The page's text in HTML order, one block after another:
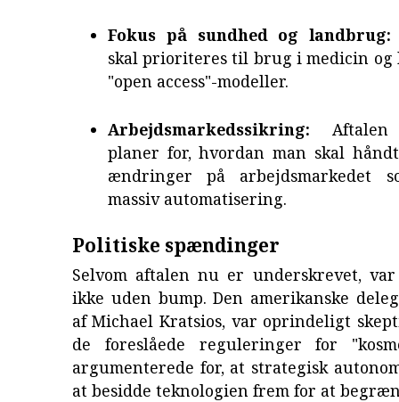
Fokus på sundhed og landbrug:
skal prioriteres til brug i medicin og
"open access"-modeller.
Arbejdsmarkedssikring: Aftalen
planer for, hvordan man skal
ændringer på arbejdsmarkedet
massiv automatisering.
Politiske spændinger
Selvom aftalen nu er underskrevet,
ikke uden bump. Den amerikanske
af Michael Kratsios, var oprindeligt
de foreslåede reguleringer for
argumenterede for, at strategisk
at besidde teknologien frem for at